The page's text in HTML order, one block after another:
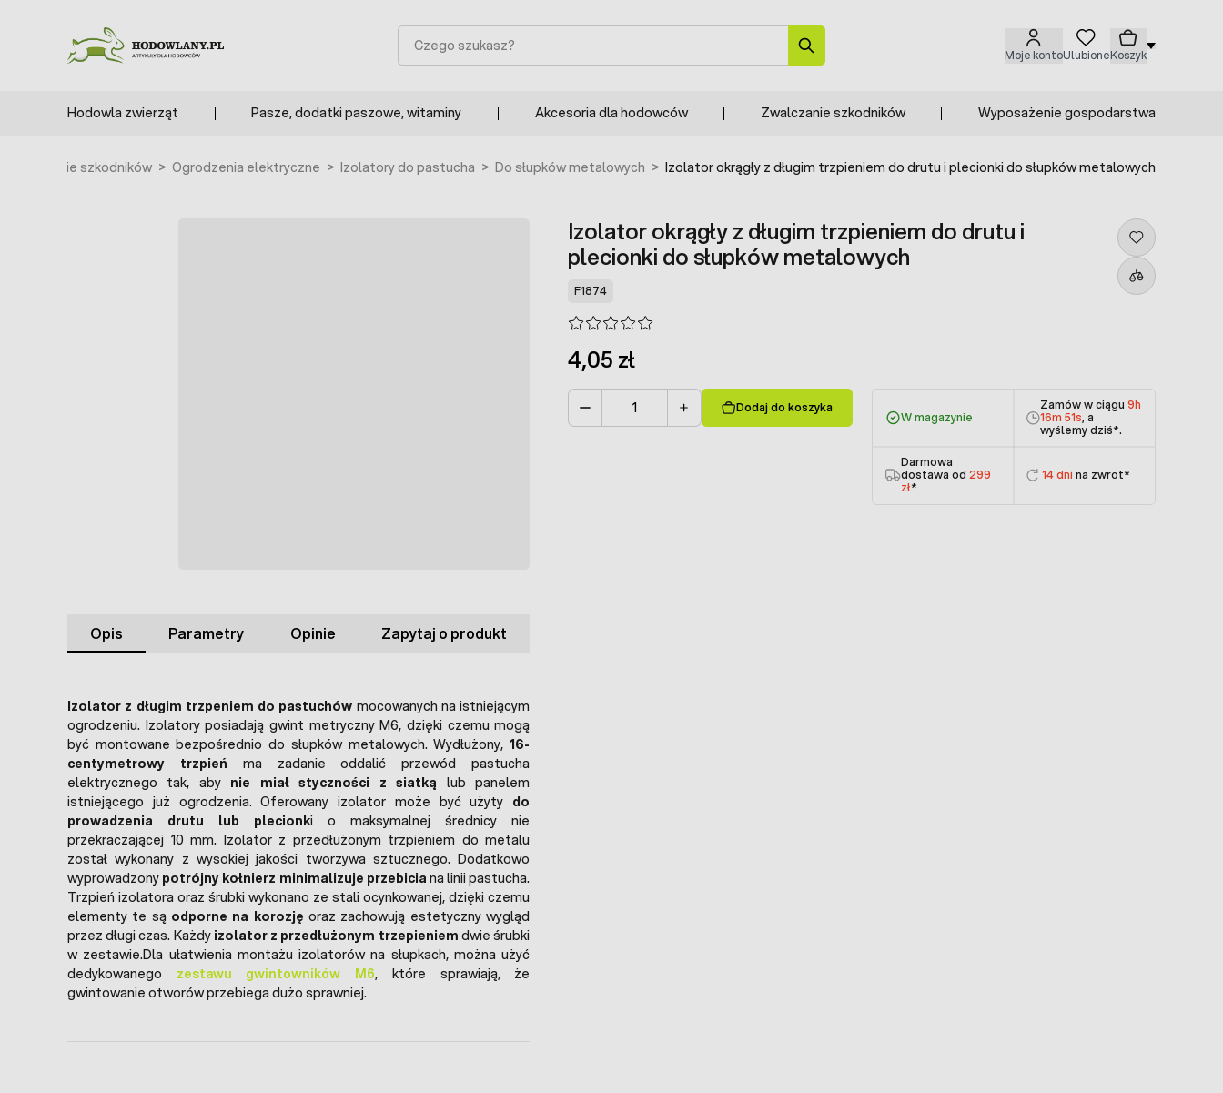
Moje kontoUlubioneKoszyk
Szukaj
Hodowla zwierząt Pasze, dodatki paszowe, witaminy Akcesoria dla hodowców Zwalczanie szkodników Wyposażenie gospodarstwa
Zwalczanie szkodników > Ogrodzenia elektryczne > Izolatory do pastucha > Do słupków metalowych > Izolator okrągły z długim trzpieniem do drutu i plecionki do słupków metalowych
Izolator okrągły z długim trzpieniem do drutu i
plecionki do słupków metalowych
F1874
4,05 zł
Dodaj do koszyka
W magazynie
Zamów w ciągu 9h
16m 50s, a
wyślemy dziś*.
Darmowa
dostawa od 299
zł*
14 dni na zwrot*
Opis Parametry Opinie Zapytaj o produkt
Izolator z długim trzpeniem do pastuchów mocowanych na istniejącym
ogrodzeniu. Izolatory posiadają gwint metryczny M6, dzięki czemu mogą
być montowane bezpośrednio do słupków metalowych. Wydłużony, 16-
centymetrowy trzpień ma zadanie oddalić przewód pastucha
elektrycznego tak, aby nie miał styczności z siatką lub panelem
istniejącego już ogrodzenia. Oferowany izolator może być użyty do
prowadzenia drutu lub plecionki o maksymalnej średnicy nie
przekraczającej 10 mm. Izolator z przedłużonym trzpieniem do metalu
został wykonany z wysokiej jakości tworzywa sztucznego. Dodatkowo
wyprowadzony potrójny kołnierz minimalizuje przebicia na linii pastucha.
Trzpień izolatora oraz śrubki wykonano ze stali ocynkowanej, dzięki czemu
elementy te są odporne na korozję oraz zachowują estetyczny wygląd
przez długi czas. Każdy izolator z przedłużonym trzepieniem dwie śrubki
w zestawie.Dla ułatwienia montażu izolatorów na słupkach, można użyć
dedykowanego zestawu gwintowników M6, które sprawiają, że
gwintowanie otworów przebiega dużo sprawniej.